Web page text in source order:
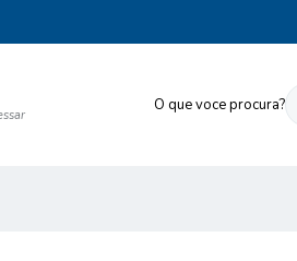
O que voce procura?